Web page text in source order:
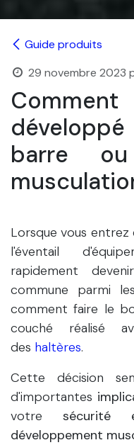
Guide produits
29 novembre 2023
barre
Lorsque vous entrez
l'éventail
rapidement
commune parmi
comment faire le
couché réalisé
des haltères.
Cette décision
d'importantes
votre sécurité
développement